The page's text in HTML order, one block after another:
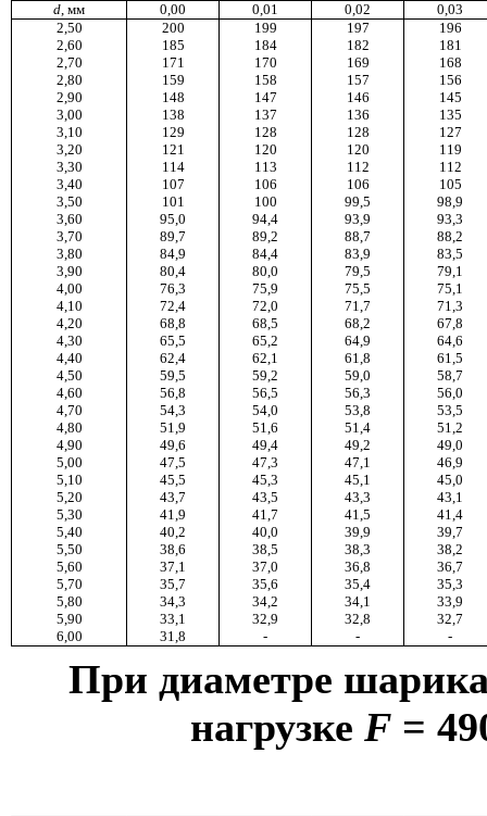
d, мм 0,00 0,01 0,02
0,03
2,50
200 199 197
196
2,60
185 184 182
181
2,70
171 170 169
168
2,80
159 158 157
156
2,90
148 147 146
145
3,00
138 137 136
135
3,10
129 128 128
127
3,20
121 120 120
119
3,30
114 113 112
112
3,40
107 106 106
105
3,50
101 100 99,5
98,9
3,60
95,0 94,4 93,9
93,3
3,70
89,7 89,2 88,7
88,2
3,80
84,9 84,4 83,9
83,5
3,90
80,4 80,0 79,5
79,1
4,00
76,3 75,9 75,5
75,1
4,10
72,4 72,0 71,7
71,3
4,20
68,8 68,5 68,2
67,8
4,30
65,5 65,2 64,9
64,6
4,40
62,4 62,1 61,8
61,5
4,50
59,5 59,2 59,0
58,7
4,60
56,8 56,5 56,3
56,0
4,70
54,3 54,0 53,8
53,5
4,80
51,9 51,6 51,4
51,2
4,90
49,6 49,4 49,2
49,0
5,00
47,5 47,3 47,1
46,9
5,10
45,5 45,3 45,1
45,0
5,20
43,7 43,5 43,3
43,1
5,30
41,9 41,7 41,5
41,4
5,40
40,2 40,0 39,9
39,7
5,50
38,6 38,5 38,3
38,2
5,60
37,1 37,0 36,8
36,7
5,70
35,7 35,6 35,4
35,3
5,80
34,3 34,2 34,1
33,9
5,90
33,1 32,9 32,8
32,7
6,00
31,8 - - -
При диаметре
нагрузке F =